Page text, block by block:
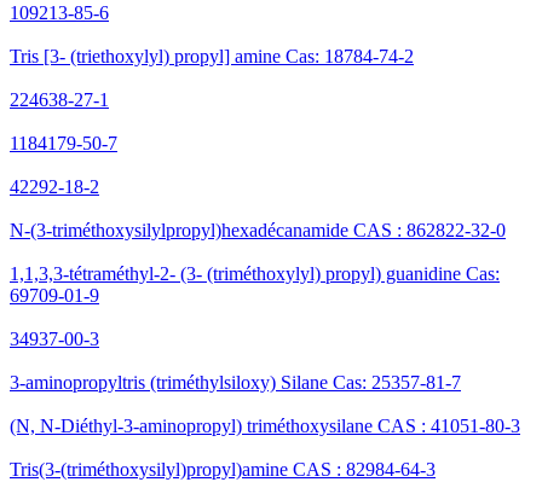
109213-85-6
Tris [3- (triethoxylyl) propyl] amine Cas: 18784-74-2
224638-27-1
1184179-50-7
42292-18-2
N-(3-triméthoxysilylpropyl)hexadécanamide CAS : 862822-32-0
1,1,3,3-tétraméthyl-2- (3- (triméthoxylyl) propyl) guanidine Cas:
69709-01-9
34937-00-3
3-aminopropyltris (triméthylsiloxy) Silane Cas: 25357-81-7
(N, N-Diéthyl-3-aminopropyl) triméthoxysilane CAS : 41051-80-3
Tris(3-(triméthoxysilyl)propyl)amine CAS : 82984-64-3